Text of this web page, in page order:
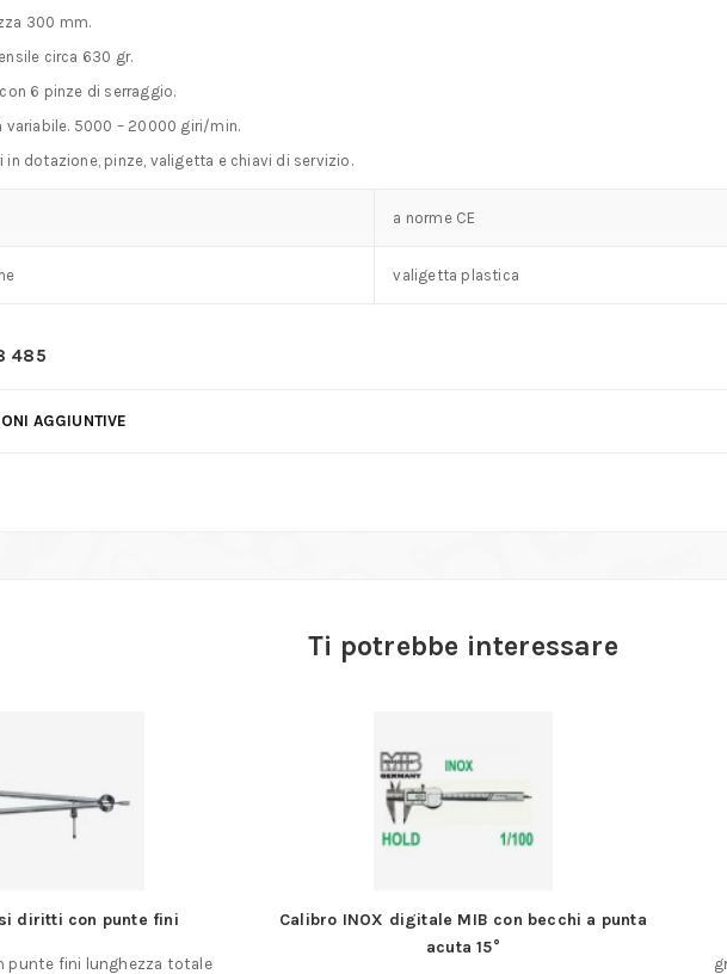
300 mm.
circa 630 gr.
6 pinze di serraggio.
variabile. 5000 – 20000 giri/min.
in dotazione, pinze, valigetta e chiavi di servizio.
a norme CE
valigetta plastica
485
AGGIUNTIVE
Ti potrebbe interessare
diritti con punte fini
punte fini lunghezza totale
Calibro INOX digitale MIB con becchi a punta
acuta 15°